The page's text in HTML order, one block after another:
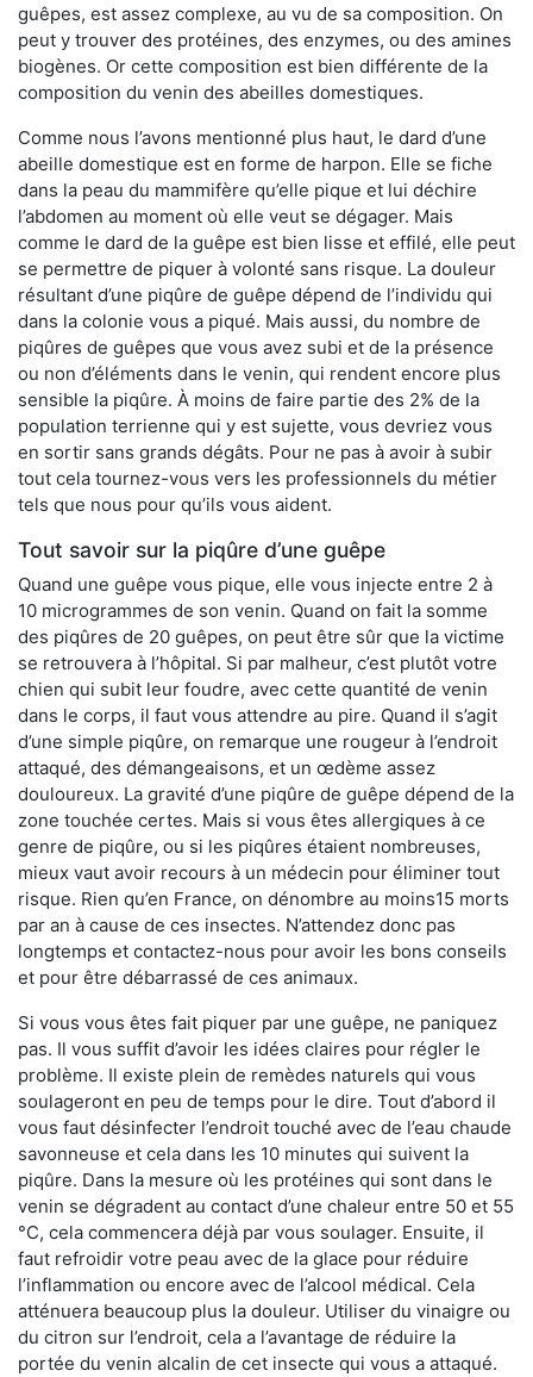
guêpes, est assez complexe, au vu de sa composition. On
peut y trouver des protéines, des enzymes, ou des amines
biogènes. Or cette composition est bien différente de la
composition du venin des abeilles domestiques.
Comme nous l’avons mentionné plus haut, le dard d’une
abeille domestique est en forme de harpon. Elle se fiche
dans la peau du mammifère qu’elle pique et lui déchire
l’abdomen au moment où elle veut se dégager. Mais
comme le dard de la guêpe est bien lisse et effilé, elle peut
se permettre de piquer à volonté sans risque. La douleur
résultant d’une piqûre de guêpe dépend de l’individu qui
dans la colonie vous a piqué. Mais aussi, du nombre de
piqûres de guêpes que vous avez subi et de la présence
ou non d’éléments dans le venin, qui rendent encore plus
sensible la piqûre. À moins de faire partie des 2% de la
population terrienne qui y est sujette, vous devriez vous
en sortir sans grands dégâts. Pour ne pas à avoir à subir
tout cela tournez-vous vers les professionnels du métier
tels que nous pour qu’ils vous aident.
Tout savoir sur la piqûre d’une guêpe
Quand une guêpe vous pique, elle vous injecte entre 2 à
10 microgrammes de son venin. Quand on fait la somme
des piqûres de 20 guêpes, on peut être sûr que la victime
se retrouvera à l’hôpital. Si par malheur, c’est plutôt votre
chien qui subit leur foudre, avec cette quantité de venin
dans le corps, il faut vous attendre au pire. Quand il s’agit
d’une simple piqûre, on remarque une rougeur à l’endroit
attaqué, des démangeaisons, et un œdème assez
douloureux. La gravité d’une piqûre de guêpe dépend de la
zone touchée certes. Mais si vous êtes allergiques à ce
genre de piqûre, ou si les piqûres étaient nombreuses,
mieux vaut avoir recours à un médecin pour éliminer tout
risque. Rien qu’en France, on dénombre au moins15 morts
par an à cause de ces insectes. N’attendez donc pas
longtemps et contactez-nous pour avoir les bons conseils
et pour être débarrassé de ces animaux.
Si vous vous êtes fait piquer par une guêpe, ne paniquez
pas. Il vous suffit d’avoir les idées claires pour régler le
problème. Il existe plein de remèdes naturels qui vous
soulageront en peu de temps pour le dire. Tout d’abord il
vous faut désinfecter l’endroit touché avec de l’eau chaude
savonneuse et cela dans les 10 minutes qui suivent la
piqûre. Dans la mesure où les protéines qui sont dans le
venin se dégradent au contact d’une chaleur entre 50 et 55
°C, cela commencera déjà par vous soulager. Ensuite, il
faut refroidir votre peau avec de la glace pour réduire
l’inflammation ou encore avec de l’alcool médical. Cela
atténuera beaucoup plus la douleur. Utiliser du vinaigre ou
du citron sur l’endroit, cela a l’avantage de réduire la
portée du venin alcalin de cet insecte qui vous a attaqué.